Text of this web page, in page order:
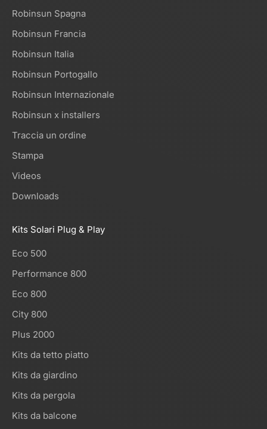
Robinsun Spagna
Robinsun Francia
Robinsun Italia
Robinsun Portogallo
Robinsun Internazionale
Robinsun x installers
Traccia un ordine
Stampa
Videos
Downloads
Kits Solari Plug & Play
Eco 500
Performance 800
Eco 800
City 800
Plus 2000
Kits da tetto piatto
Kits da giardino
Kits da pergola
Kits da balcone